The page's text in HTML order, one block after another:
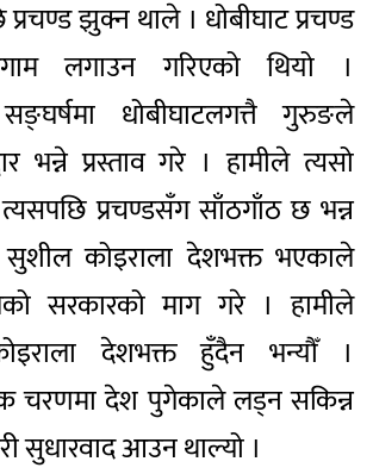
झुक्न थाले । धोबीघाट प्रचण्ड
लगाउन गरिएको थियो ।
धोबीघाटलगत्तै गुरुङले
भन्ने प्रस्ताव गरे । हामीले त्यसो
प्रचण्डसँग साँठगाँठ छ भन्न
कोइराला देशभक्त भएकाले
सरकारको माग गरे । हामीले
देशभक्त हुँदैन भन्यौँ ।
चरणमा देश पुगेकाले लड्न सकिन्न
सुधारवाद आउन थाल्यो ।